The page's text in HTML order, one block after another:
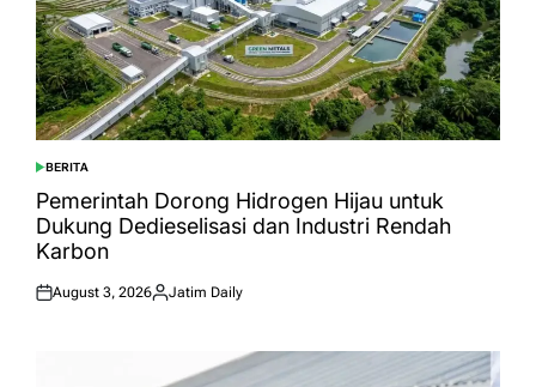
POSTED
IN
BERITA
Pemerintah Dorong Hidrogen Hijau untuk
Dukung Dedieselisasi dan Industri Rendah
Karbon
Posted
August 3, 2026
Posted
Jatim Daily